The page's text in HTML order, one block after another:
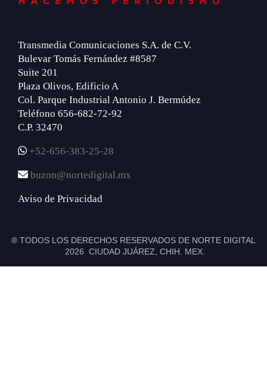
Transmedia Comunicaciones S.A. de C.V.
Bulevar Tomás Fernández #8587
Suite 201
Plaza Olivos, Edificio A
Col. Parque Industrial Antonio J. Bermúdez
Teléfono 656-682-72-92
C.P. 32470
+52-656-383-25-28
buzon@nortedigital.mx
Aviso de Privacidad
® TODOS LOS DERECHOS RESERVADOS DE NORTE DIGITAL
2026 CIUDAD JUÁREZ, CHIH. MEX.